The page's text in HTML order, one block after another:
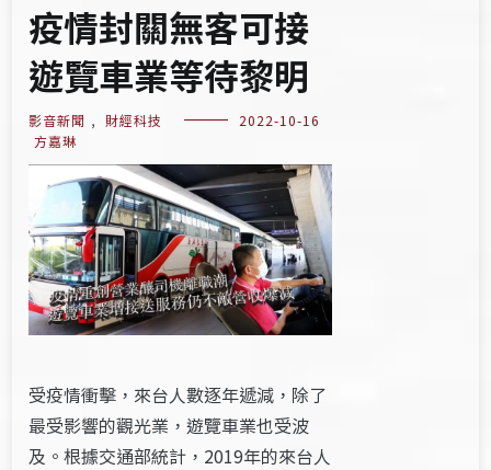
疫情封關無客可接
遊覽車業等待黎明
影音新聞 , 財經科技
2022-10-16
方嘉琳
受疫情衝擊，來台人數逐年遞減，除了
最受影響的觀光業，遊覽車業也受波
及。根據交通部統計，2019年的來台人